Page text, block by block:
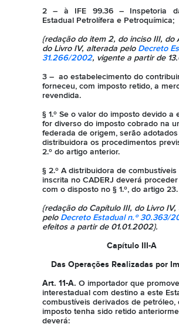
2 – à IFE 99.36 – Inspetoria
Estadual Petrolífera e Petroquímica;
{redação do item 2, do inciso III, do
do Livro IV, alterada pelo Decreto
31.266/2002, vigente a partir de
3 – ao estabelecimento do
forneceu, com imposto retido, a
revendida.
§ 1.º Se o valor do imposto devido a
for diverso do imposto cobrado na
federada de origem, serão
distribuidora os procedimentos
2.º do artigo anterior.
§ 2.º A distribuidora de combustíveis
inscrita no CADERJ deverá
com o disposto no § 1.º, do artigo 23.
{redação do Capítulo III, do Livro
pelo Decreto Estadual n.º 30.363/
efeitos a partir de 01.01.2002}.
Capítulo III-A
Das Operações Realizadas por
Art. 11-A. O importador que
interestadual com destino a este
combustíveis derivados de petróleo,
imposto tenha sido retido
deverá: